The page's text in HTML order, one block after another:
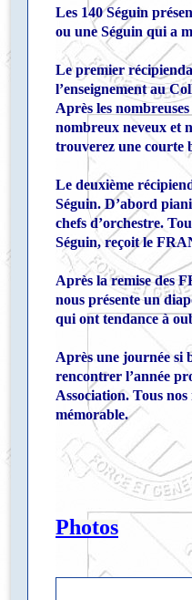
Les 140 Séguin
ou une Séguin qui a
Le premier
l’enseignement au
Après les
nombreux neveux et
trouverez une courte
Le deuxième
Séguin. D’abord
chefs d’orchestre.
Séguin, reçoit le
Après la remise des
nous présente un
qui ont tendance à
Après une journée si
rencontrer l’année
Association. Tous
mémorable.
Photos